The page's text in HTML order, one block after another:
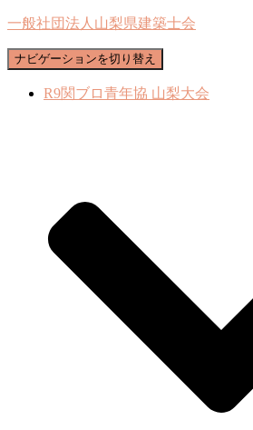
一般社団法人山梨県建築士会
ナビゲーションを切り替え
R9関ブロ青年協 山梨大会